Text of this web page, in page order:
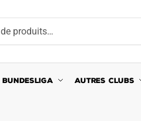
BUNDESLIGA AUTRES CLUBS